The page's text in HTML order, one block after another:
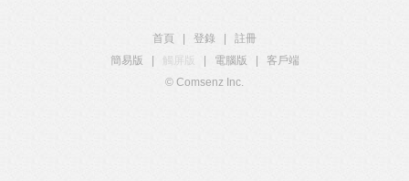
首頁 登錄
註冊
簡易版
觸屏版 電腦版
客戶端
© Comsenz Inc.